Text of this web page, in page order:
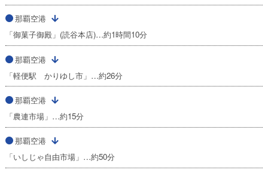
那覇空港
「御菓子御殿」(読谷本店)…約1時間10分
那覇空港
「軽便駅 かりゆし市」…約26分
那覇空港
「農連市場」…約15分
那覇空港
「いしじゃ自由市場」…約50分